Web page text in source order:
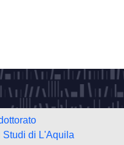
Studi di L'Aquila